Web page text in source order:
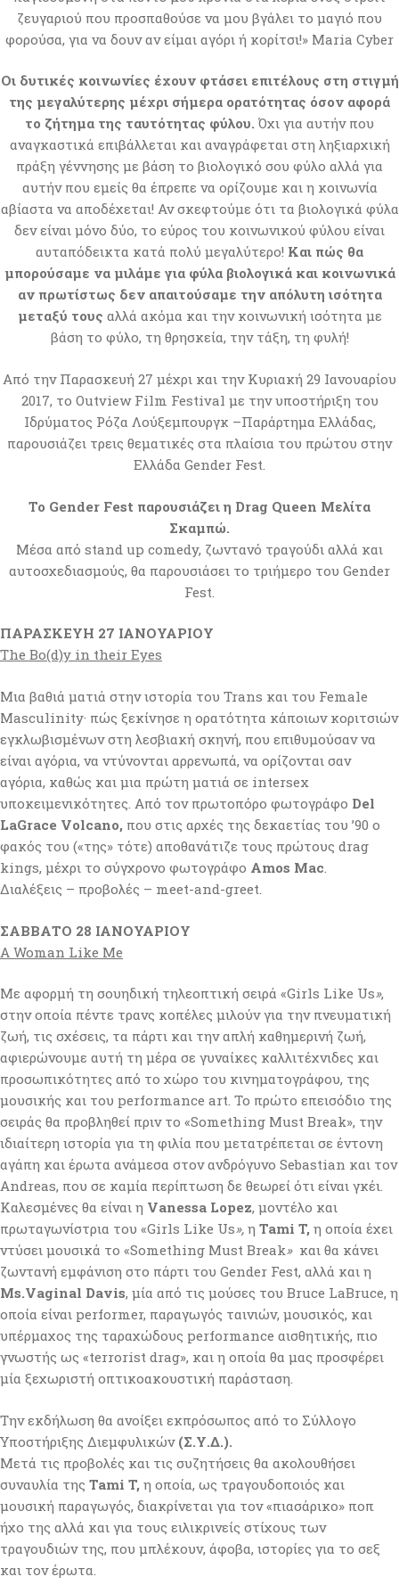
ζευγαριού που προσπαθούσε να μου βγάλει το μαγιό που
φορούσα, για να δουν αν είμαι αγόρι ή κορίτσι!» Maria Cyber
Οι δυτικές κοινωνίες έχουν φτάσει επιτέλους στη στιγμή
της μεγαλύτερης μέχρι σήμερα ορατότητας όσον αφορά
το ζήτημα της ταυτότητας φύλου. Όχι για αυτήν που
αναγκαστικά επιβάλλεται και αναγράφεται στη ληξιαρχική
πράξη γέννησης με βάση το βιολογικό σου φύλο αλλά για
αυτήν που εμείς θα έπρεπε να ορίζουμε και η κοινωνία
αβίαστα να αποδέχεται! Αν σκεφτούμε ότι τα βιολογικά φύλα
δεν είναι μόνο δύο, το εύρος του κοινωνικού φύλου είναι
αυταπόδεικτα κατά πολύ μεγαλύτερο! Και πώς θα
μπορούσαμε να μιλάμε για φύλα βιολογικά και κοινωνικά
αν πρωτίστως δεν απαιτούσαμε την απόλυτη ισότητα
μεταξύ τους αλλά ακόμα και την κοινωνική ισότητα με
βάση το φύλο, τη θρησκεία, την τάξη, τη φυλή!
Από την Παρασκευή 27 μέχρι και την Κυριακή 29 Ιανουαρίου
2017, το Outview Film Festival με την υποστήριξη του
Ιδρύματος Ρόζα Λούξεμπουργκ –Παράρτημα Ελλάδας,
παρουσιάζει τρεις θεματικές στα πλαίσια του πρώτου στην
Ελλάδα Gender Fest.
Το Gender Fest παρουσιάζει η Drag Queen Μελίτα
Σκαμπώ.
Μέσα από stand up comedy, ζωντανό τραγούδι αλλά και
αυτοσχεδιασμούς, θα παρουσιάσει το τριήμερο του Gender
Fest.
ΠΑΡΑΣΚΕΥΗ 27 ΙΑΝΟΥΑΡΙΟΥ
The Bo(d)y in their Eyes
Μια βαθιά ματιά στην ιστορία του Trans και του Female
Masculinity· πώς ξεκίνησε η ορατότητα κάποιων κοριτσιών
εγκλωβισμένων στη λεσβιακή σκηνή, που επιθυμούσαν να
είναι αγόρια, να ντύνονται αρρενωπά, να ορίζονται σαν
αγόρια, καθώς και μια πρώτη ματιά σε intersex
υποκειμενικότητες. Από τον πρωτοπόρο φωτογράφο Del
LaGrace Volcano, που στις αρχές της δεκαετίας του ’90 ο
φακός του («της» τότε) αποθανάτιζε τους πρώτους drag
kings, μέχρι το σύγχρονο φωτογράφο Amos Mac
Διαλέξεις – προβολές – meet-and-greet.
ΣΑΒΒΑΤΟ 28 ΙΑΝΟΥΑΡΙΟΥ
A Woman Like Me
Με αφορμή τη σουηδική τηλεοπτική σειρά «Girls Like Us»,
στην οποία πέντε τρανς κοπέλες μιλούν για την πνευματική
ζωή, τις σχέσεις, τα πάρτι και την απλή καθημερινή ζωή,
αφιερώνουμε αυτή τη μέρα σε γυναίκες καλλιτέχνιδες και
προσωπικότητες από το χώρο του κινηματογράφου, της
μουσικής και του performance art. Το πρώτο επεισόδιο της
σειράς θα προβληθεί πριν το «Something Must Break», την
ιδιαίτερη ιστορία για τη φιλία που μετατρέπεται σε έντονη
αγάπη και έρωτα ανάμεσα στον ανδρόγυνο Sebastian και τον
Andreas, που σε καμία περίπτωση δε θεωρεί ότι είναι γκέι.
Καλεσμένες θα είναι η Vanessa Lopez, μοντέλο και
πρωταγωνίστρια του «Girls Like Us», η Tami T, η οποία έχει
ντύσει μουσικά το «Something Must Break» και θα κάνει
ζωντανή εμφάνιση στο πάρτι του Gender Fest, αλλά και η
Ms.Vaginal Davis, μία από τις μούσες του Bruce LaBruce, η
οποία είναι performer, παραγωγός ταινιών, μουσικός, και
υπέρμαχος της ταραχώδους performance αισθητικής, πιο
γνωστής ως «terrorist drag», και η οποία θα μας προσφέρει
μία ξεχωριστή οπτικοακουστική παράσταση.
Την εκδήλωση θα ανοίξει εκπρόσωπος από το Σύλλογο
Υποστήριξης Διεμφυλικών (Σ.Υ.Δ.).
Μετά τις προβολές και τις συζητήσεις θα ακολουθήσει
συναυλία της Tami T, η οποία, ως τραγουδοποιός και
μουσική παραγωγός, διακρίνεται για τον «πιασάρικο» ποπ
ήχο της αλλά και για τους ειλικρινείς στίχους των
τραγουδιών της, που μπλέκουν, άφοβα, ιστορίες για το σεξ
και τον έρωτα.